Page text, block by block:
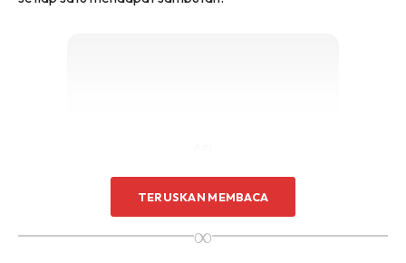
TERUSKAN MEMBACA
∞